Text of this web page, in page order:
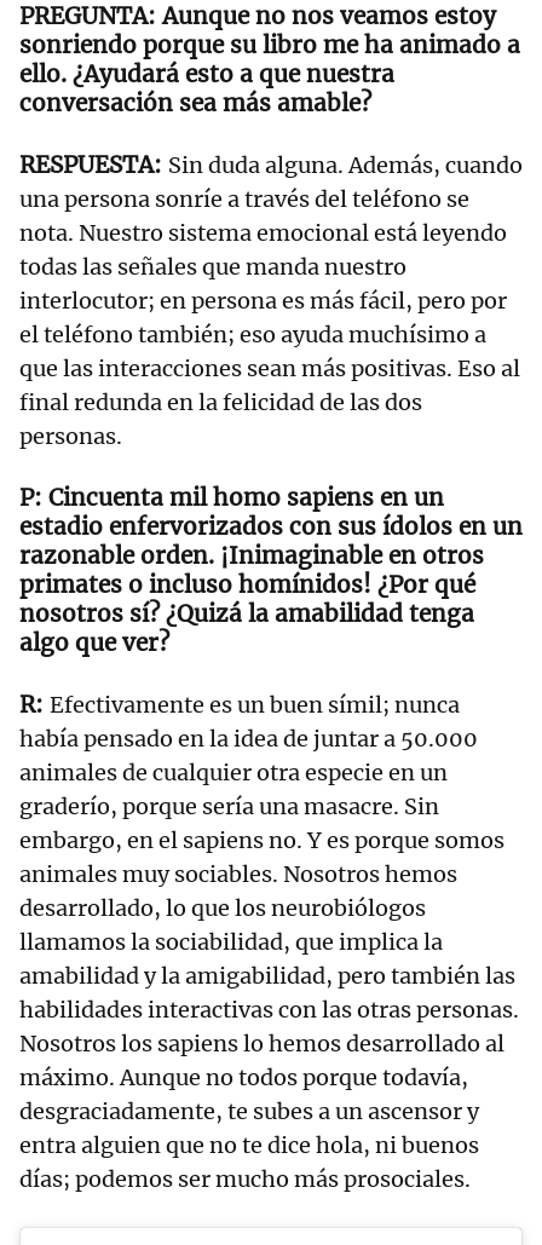
Aunque no nos veamos estoy
sonriendo porque su libro me ha animado a
ello. ¿Ayudará esto a que nuestra
conversación sea más amable?
Sin duda alguna. Además, cuando
una persona sonríe a través del teléfono se
nota. Nuestro sistema emocional está leyendo
todas las señales que manda nuestro
interlocutor; en persona es más fácil, pero por
el teléfono también; eso ayuda muchísimo a
que las interacciones sean más positivas. Eso al
final redunda en la felicidad de las dos
personas.
Cincuenta mil homo sapiens en un
estadio enfervorizados con sus ídolos en un
razonable orden. ¡Inimaginable en otros
primates o incluso homínidos! ¿Por qué
nosotros sí? ¿Quizá la amabilidad tenga
algo que ver?
Efectivamente es un buen símil; nunca
había pensado en la idea de juntar a 50.000
animales de cualquier otra especie en un
graderío, porque sería una masacre. Sin
embargo, en el sapiens no. Y es porque somos
animales muy sociables. Nosotros hemos
desarrollado, lo que los neurobiólogos
llamamos la sociabilidad, que implica la
amabilidad y la amigabilidad, pero también las
habilidades interactivas con las otras personas.
Nosotros los sapiens lo hemos desarrollado al
máximo. Aunque no todos porque todavía,
desgraciadamente, te subes a un ascensor y
entra alguien que no te dice hola, ni buenos
días; podemos ser mucho más prosociales.